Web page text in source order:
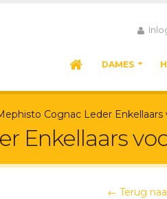
DAMES
Cognac Leder
Enkellaars
← Terug